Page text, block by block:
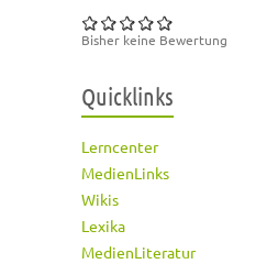
Bisher keine Bewertung
Quicklinks
Lerncenter
MedienLinks
Wikis
Lexika
MedienLiteratur